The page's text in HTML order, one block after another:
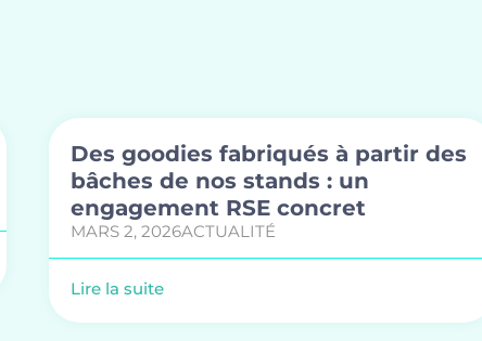
Des goodies fabriqués à partir des
bâches de nos stands : un
engagement RSE concret
MARS 2, 2026ACTUALITÉ
Lire la suite